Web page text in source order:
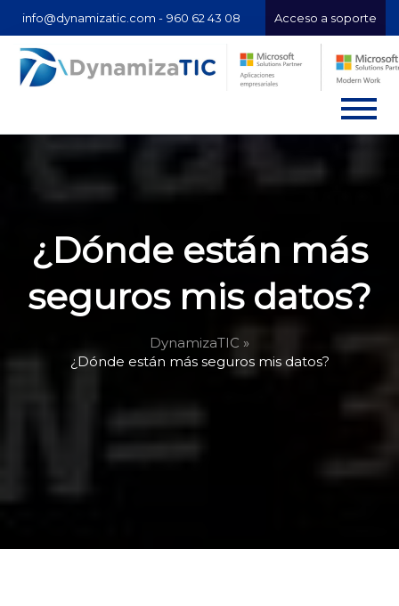
info@dynamizatic.com - 960 62 43 08 Acceso a soporte
¿Dónde están más
seguros mis datos?
DynamizaTIC »
¿Dónde están más seguros mis datos?